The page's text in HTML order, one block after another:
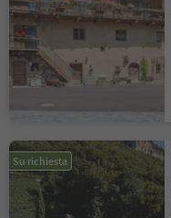
Su richiesta